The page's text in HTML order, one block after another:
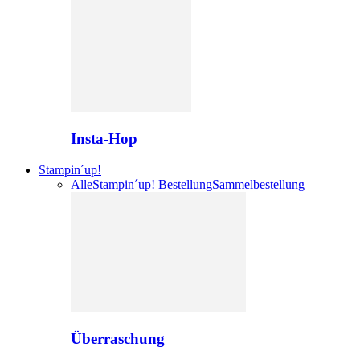
Insta-Hop
Stampin´up!
AlleStampin´up! BestellungSammelbestellung
Überraschung